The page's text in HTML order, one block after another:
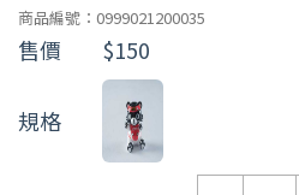
商品編號：0999021200035
售價 $150
規格